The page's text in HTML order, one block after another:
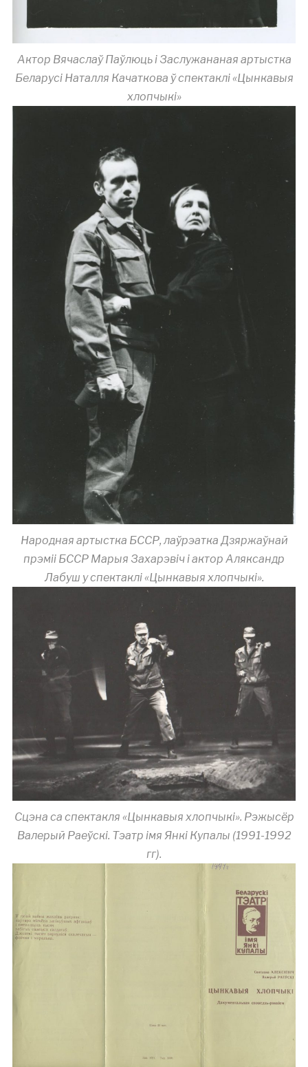
Актор Вячаслаў Паўлюць і Заслужананая артыстка
Беларусі Наталля Качаткова ў спектаклі «Цынкавыя
хлопчыкі»
Народная артыстка БССР, лаўрэатка Дзяржаўнай
прэміі БССР Марыя Захарэвіч і актор Аляксандр
Лабуш у спектаклі «Цынкавыя хлопчыкі».
Сцэна са спектакля «Цынкавыя хлопчыкі». Рэжысёр
Валерый Раеўскі. Тэатр імя Янкі Купалы (1991-1992
гг).